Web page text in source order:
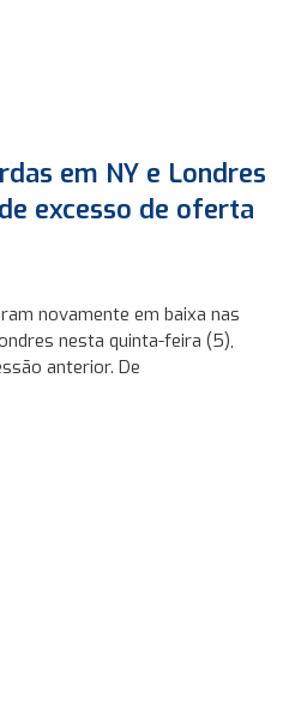
em NY e Londres
excesso de oferta
novamente em baixa nas
nesta quinta-feira (5),
anterior. De